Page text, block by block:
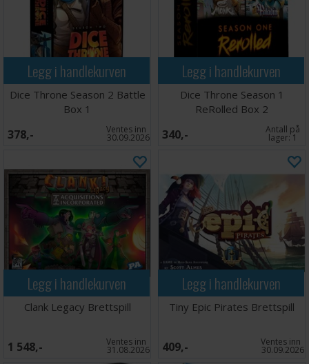
Legg i handlekurven
Dice Throne Season 2 Battle
Box 1
378,- Ventes inn
30.09.2026
Legg i handlekurven
Dice Throne Season 1
ReRolled Box 2
340,- Antall på
lager:1
Legg i handlekurven
Clank Legacy Brettspill
1 548,- Ventes inn
31.08.2026
Legg i handlekurven
Tiny Epic Pirates Brettspill
409,- Ventes inn
30.09.2026